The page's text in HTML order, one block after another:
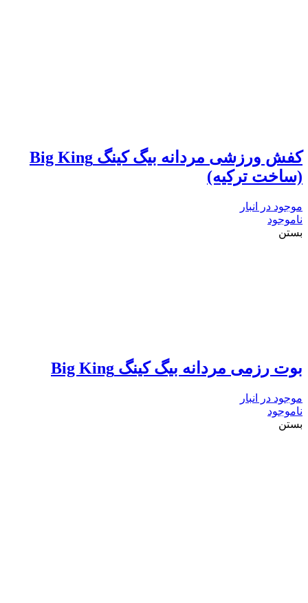
کفش ورزشی مردانه بیگ کینگ Big King
(ساخت ترکیه)
موجود در انبار
ناموجود
بستن
بوت رزمی مردانه بیگ کینگ Big King
موجود در انبار
ناموجود
بستن